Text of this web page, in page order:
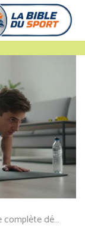
Musculation sans matériel PDF : méthode complète débutant 2026